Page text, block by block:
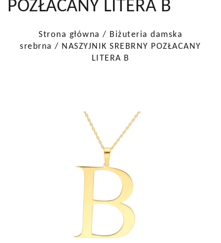
POZŁACANY LITERA B
Strona główna / Biżuteria damska
srebrna / NASZYJNIK SREBRNY POZŁACANY
LITERA B